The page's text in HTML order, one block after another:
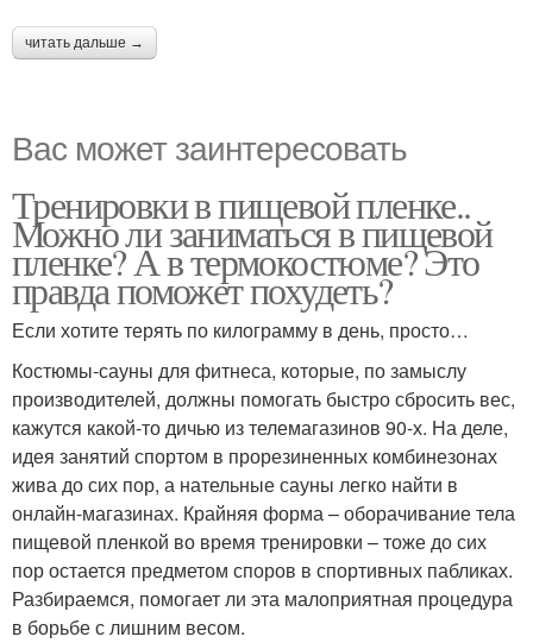
читать дальше →
Вас может заинтересовать
Тренировки в пищевой пленке..
Можно ли заниматься в пищевой
пленке? А в термокостюме? Это
правда поможет похудеть?
Если хотите терять по килограмму в день, просто…
Костюмы-сауны для фитнеса, которые, по замыслу
производителей, должны помогать быстро сбросить вес,
кажутся какой-то дичью из телемагазинов 90-х. На деле,
идея занятий спортом в прорезиненных комбинезонах
жива до сих пор, а нательные сауны легко найти в
онлайн-магазинах. Крайняя форма – оборачивание тела
пищевой пленкой во время тренировки – тоже до сих
пор остается предметом споров в спортивных пабликах.
Разбираемся, помогает ли эта малоприятная процедура
в борьбе с лишним весом.